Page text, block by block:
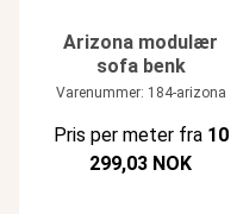
Arizona modulær
sofa benk
Varenummer: 184-arizona
Pris per meter fra 10
299,03 NOK